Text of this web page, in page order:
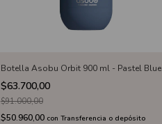
Botella Asobu Orbit 900 ml - Pastel Blue
$63.700,00
$91.000,00
$50.960,00 con Transferencia o depósito